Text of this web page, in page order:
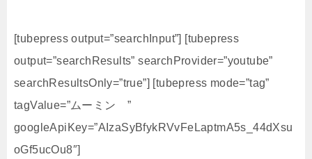
[tubepress output=”searchInput”] [tubepress
output=”searchResults” searchProvider=”youtube”
searchResultsOnly=”true”] [tubepress mode=”tag”
tagValue=”ムーミン ”
googleApiKey=”AIzaSyBfykRVvFeLaptmA5s_44dXsu
oGf5ucOu8″]